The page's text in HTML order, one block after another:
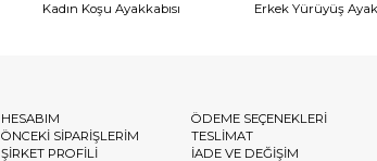
Kadın Koşu Ayakkabısı
Erkek Yürüyüş
HESABIM
ÖNCEKİ SİPARİŞLERİM
ŞİRKET PROFİLİ
ÖDEME SEÇENEKLERİ
TESLİMAT
İADE VE DEĞİŞİM